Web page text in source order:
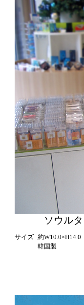
ソウル
サイズ 約W10.0×H14.0
韓国製